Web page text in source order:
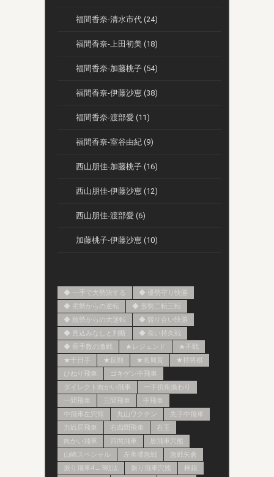
福間香奈-清水市代 (24)
福間香奈-上田初美 (18)
福間香奈-加藤桃子 (54)
福間香奈-伊藤沙恵 (38)
福間香奈-渡部愛 (11)
福間香奈-室谷由紀 (9)
西山朋佳-加藤桃子 (16)
西山朋佳-伊藤沙恵 (12)
西山朋佳-渡部愛 (6)
加藤桃子-伊藤沙恵 (10)
◆ 一手で大勢決する
◆ 優勢守り快勝
◆ 劣勢からの逆転
◆ 形勢二転三転
◆ 敗勢からの大逆転
◆ 競り合い快勝
◆ 見込みなしと判断
◆ 長い持久戦
◆ 長手数の激戦
★レジェンド
★不戦
★千日手
★反則 ★名局賞
★持将棋
ひねり飛車
ゴキゲン中飛車
ダイレクト向かい飛車
一手損角換わり
一間飛車
三間飛車
中飛車
中飛車左穴熊
丸山ワクチン
先手中飛車
力戦居飛車
右四間飛車
右玉
向かい飛車
四間飛車
居飛車穴熊
山崎スペシャル
左美濃急戦
急戦矢倉
振り飛車4→3戦法
振り飛車穴熊 棒銀